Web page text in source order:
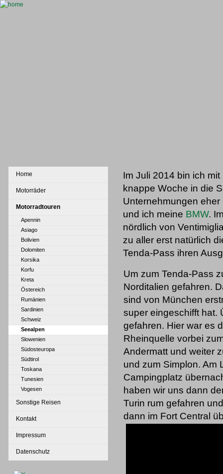
Home
Motorräder
Motorradtouren
Apennin
Asiago
Bolivien
Dolomiten
Korsika
Korfu
Kreta
Östereich
Rumänien
Sardinien
Schweiz
Seealpen
Slowenien
Südosteuropa
Südtirol
Toskana
Tunesien
Vogesen
Sonstige Reisen
Kontakt
Impressum
Datenschutz
Im Juli 2014 bin ich
knappe Woche in die
Unternehmungen
und ich meine BMW.
nördlich von
zu aller erst natürlich
Tenda-Pass ihren
Um zum Tenda-Pass
Norditalien gefahren.
sind von München
super eingeschifft hat.
gefahren. Hier war es
Rheinquelle vorbei
Andermatt und weiter
und zum Simplon. Am
Campingplatz
haben wir uns dann
Turin rum gefahren
dann im Fort Central